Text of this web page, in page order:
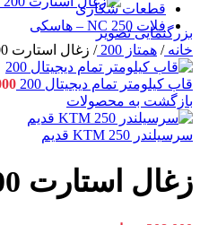
قطعات شکاری
فلات NC 250 – هاسکی
بزرگنمایی تصویر
خانه/ همتاز 200 / زغال استارت 200
قاب کیلومتر تمام دیجیتال 200
بازگشت به محصولات
سرسیلندر 250 KTM قدیم
زغال استارت 200